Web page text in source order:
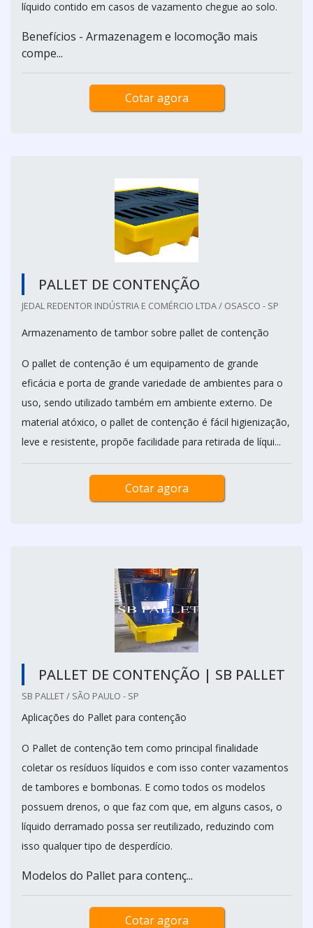
líquido contido em casos de vazamento chegue ao solo.
Benefícios - Armazenagem e locomoção mais
compe...
Cotar agora
PALLET DE CONTENÇÃO
JEDAL REDENTOR INDÚSTRIA E COMÉRCIO LTDA / OSASCO - SP
Armazenamento de tambor sobre pallet de contenção
O pallet de contenção é um equipamento de grande
eficácia e porta de grande variedade de ambientes para o
uso, sendo utilizado também em ambiente externo. De
material atóxico, o pallet de contenção é fácil higienização,
leve e resistente, propõe facilidade para retirada de líqui...
Cotar agora
PALLET DE CONTENÇÃO | SB PALLET
SB PALLET / SÃO PAULO - SP
Aplicações do Pallet para contenção
O Pallet de contenção tem como principal finalidade
coletar os resíduos líquidos e com isso conter vazamentos
de tambores e bombonas. E como todos os modelos
possuem drenos, o que faz com que, em alguns casos, o
líquido derramado possa ser reutilizado, reduzindo com
isso qualquer tipo de desperdício.
Modelos do Pallet para contenç...
Cotar agora